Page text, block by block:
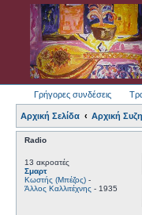
Γρήγορες συνδέσεις
Αρχική Σελίδα Αρχική
Radio
13 ακροατές
Σμαρτ
Κωστής (Μπέζος) -
Άλλος Καλλιτέχνης - 1935